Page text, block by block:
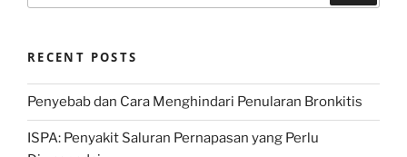
RECENT POSTS
Penyebab dan Cara Menghindari Penularan Bronkitis
ISPA: Penyakit Saluran Pernapasan yang Perlu